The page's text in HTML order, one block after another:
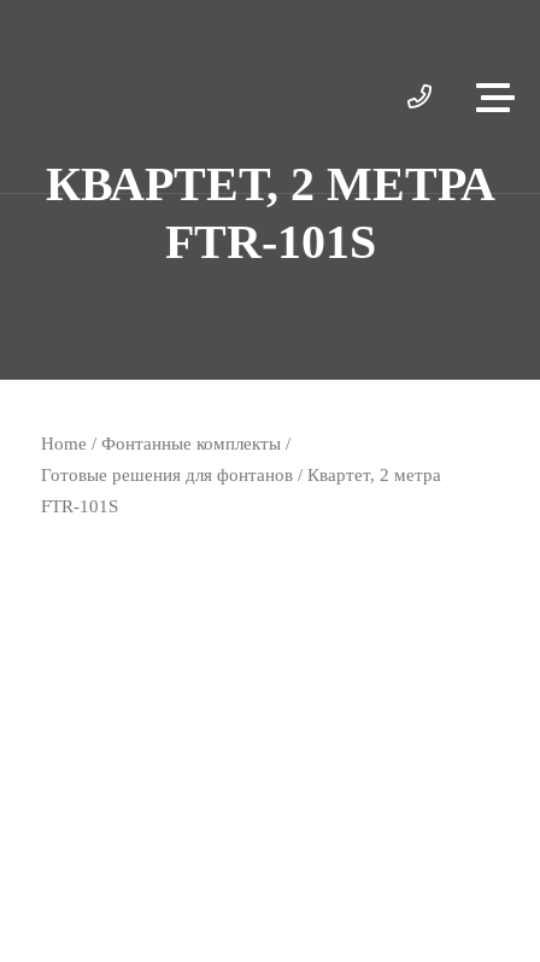
КВАРТЕТ, 2 МЕТРА
FTR‑101S
Home /Фонтанные комплекты /
Готовые решения для фонтанов / Квартет, 2 метра
FTR‑101S